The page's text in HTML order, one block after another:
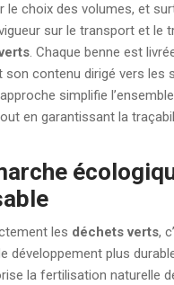
le choix des volumes, et
sur le transport et le
. Chaque benne est
son contenu dirigé vers les
simplifie
en garantissant la
les déchets verts,
développement plus
la fertilisation naturelle